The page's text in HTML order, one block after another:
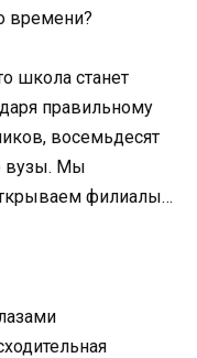
времени?
школа станет
правильному
восемьдесят
вузы. Мы
филиалы…